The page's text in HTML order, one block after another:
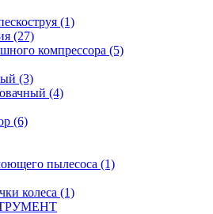
(1)
(27)
компрессора (5)
(3)
(4)
(6)
пылесоса (1)
колеса (1)